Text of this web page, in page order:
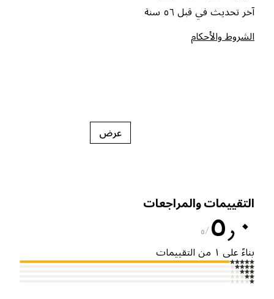
تحديث في قبل ٥٦ سنة
والأحكام
عرض
والمراجعات
٥
على ١ من التقييمات